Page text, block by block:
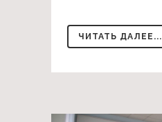
ЧИТАТЬ ДАЛЕЕ...